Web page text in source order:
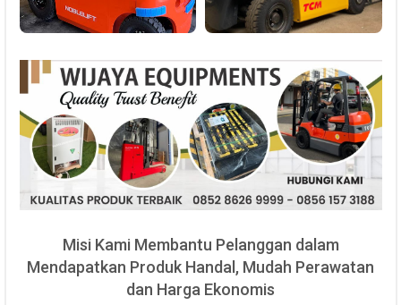
Misi Kami Membantu Pelanggan dalam
Mendapatkan Produk Handal, Mudah Perawatan
dan Harga Ekonomis